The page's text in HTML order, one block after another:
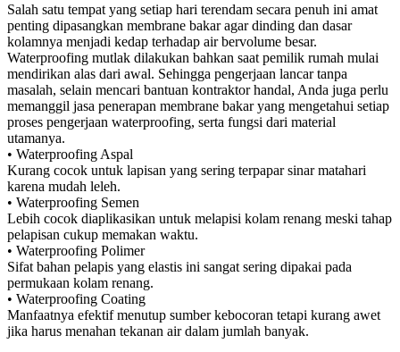
Salah satu tempat yang setiap hari terendam secara penuh ini amat
penting dipasangkan membrane bakar agar dinding dan dasar
kolamnya menjadi kedap terhadap air bervolume besar.
Waterproofing mutlak dilakukan bahkan saat pemilik rumah mulai
mendirikan alas dari awal. Sehingga pengerjaan lancar tanpa
masalah, selain mencari bantuan kontraktor handal, Anda juga perlu
memanggil jasa penerapan membrane bakar yang mengetahui setiap
proses pengerjaan waterproofing, serta fungsi dari material
utamanya.
• Waterproofing Aspal
Kurang cocok untuk lapisan yang sering terpapar sinar matahari
karena mudah leleh.
• Waterproofing Semen
Lebih cocok diaplikasikan untuk melapisi kolam renang meski tahap
pelapisan cukup memakan waktu.
• Waterproofing Polimer
Sifat bahan pelapis yang elastis ini sangat sering dipakai pada
permukaan kolam renang.
• Waterproofing Coating
Manfaatnya efektif menutup sumber kebocoran tetapi kurang awet
jika harus menahan tekanan air dalam jumlah banyak.